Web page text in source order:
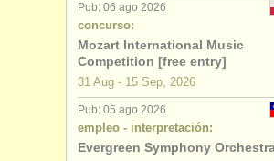
Pub: 06 ago 2026
concurso:
Mozart International Music
Competition [free entry]
31 Aug - 15 Sep, 2026
Pub: 05 ago 2026
empleo - interpretación:
Evergreen Symphony